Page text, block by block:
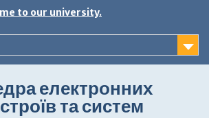
to our university.
електронних
та систем